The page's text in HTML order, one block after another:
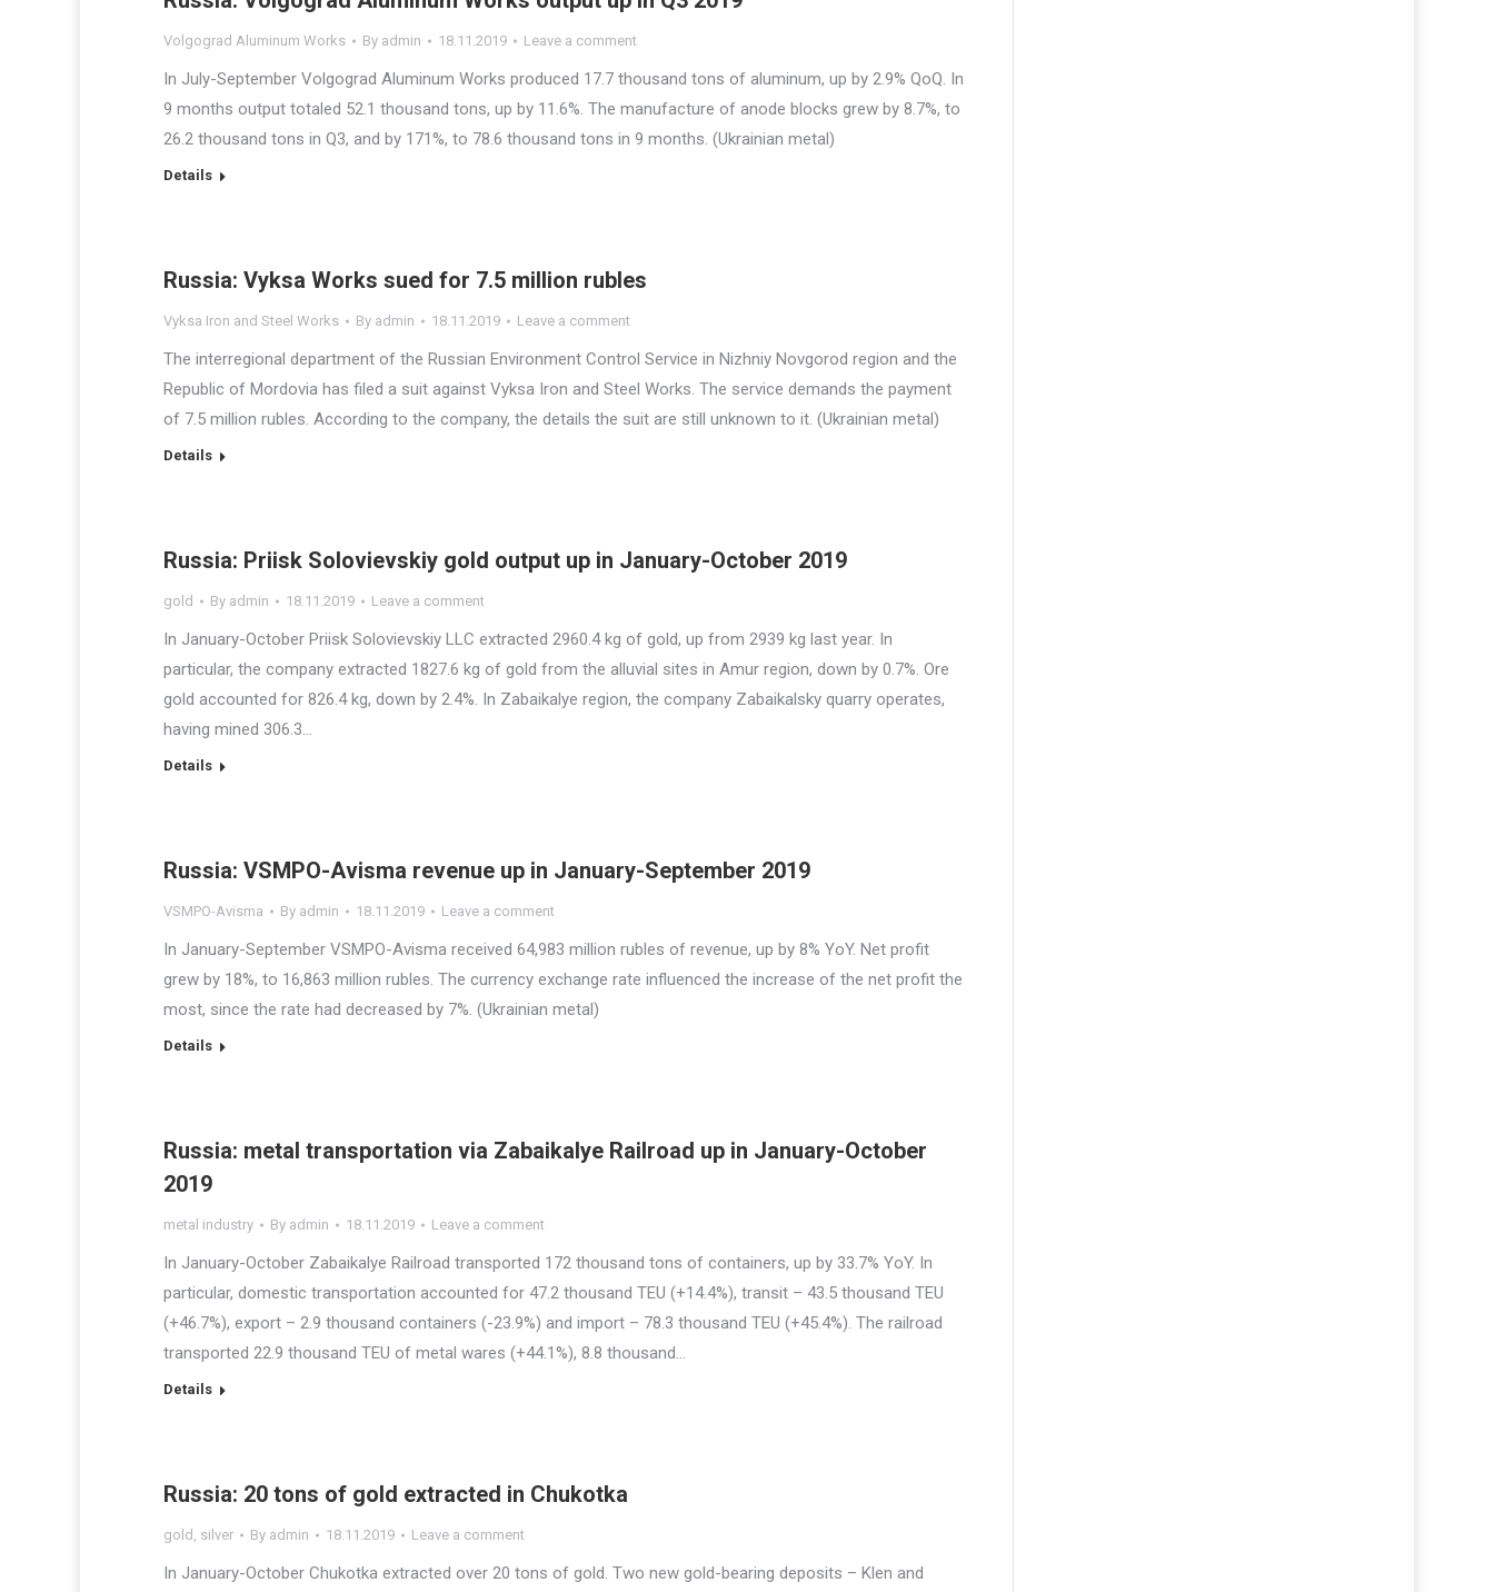
Volgograd Aluminum Works By admin 18.11.2019 Leave a comment
In July-September Volgograd Aluminum Works produced 17.7 thousand tons of aluminum, up by 2.9% QoQ. In
9 months output totaled 52.1 thousand tons, up by 11.6%. The manufacture of anode blocks grew by 8.7%, to
26.2 thousand tons in Q3, and by 171%, to 78.6 thousand tons in 9 months. (Ukrainian metal)
Details
Russia: Vyksa Works sued for 7.5 million rubles
Vyksa Iron and Steel Works By admin 18.11.2019 Leave a comment
The interregional department of the Russian Environment Control Service in Nizhniy Novgorod region and the
Republic of Mordovia has filed a suit against Vyksa Iron and Steel Works. The service demands the payment
of 7.5 million rubles. According to the company, the details the suit are still unknown to it. (Ukrainian metal)
Details
Russia: Priisk Solovievskiy gold output up in January-October 2019
gold By admin 18.11.2019 Leave a comment
In January-October Priisk Solovievskiy LLC extracted 2960.4 kg of gold, up from 2939 kg last year. In
particular, the company extracted 1827.6 kg of gold from the alluvial sites in Amur region, down by 0.7%. Ore
gold accounted for 826.4 kg, down by 2.4%. In Zabaikalye region, the company Zabaikalsky quarry operates,
having mined 306.3…
Details
Russia: VSMPO-Avisma revenue up in January-September 2019
VSMPO-Avisma By admin 18.11.2019 Leave a comment
In January-September VSMPO-Avisma received 64,983 million rubles of revenue, up by 8% YoY. Net profit
grew by 18%, to 16,863 million rubles. The currency exchange rate influenced the increase of the net profit the
most, since the rate had decreased by 7%. (Ukrainian metal)
Details
Russia: metal transportation via Zabaikalye Railroad up in January-October
2019
metal industry By admin 18.11.2019 Leave a comment
In January-October Zabaikalye Railroad transported 172 thousand tons of containers, up by 33.7% YoY. In
particular, domestic transportation accounted for 47.2 thousand TEU (+14.4%), transit – 43.5 thousand TEU
(+46.7%), export – 2.9 thousand containers (-23.9%) and import – 78.3 thousand TEU (+45.4%). The railroad
transported 22.9 thousand TEU of metal wares (+44.1%), 8.8 thousand…
Details
Russia: 20 tons of gold extracted in Chukotka
gold , silver By admin 18.11.2019 Leave a comment
In January-October Chukotka extracted over 20 tons of gold. Two new gold-bearing deposits – Klen and